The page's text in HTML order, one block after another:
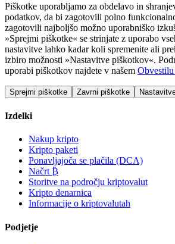
Piškotke uporabljamo za obdelavo in
podatkov, da bi zagotovili polno
zagotovili najboljšo možno uporabniško
»Sprejmi piškotke« se strinjate z uporabo
nastavitve lahko kadar koli spremenite ali
izbiro možnosti »Nastavitve piškotkov«.
uporabi piškotkov najdete v našem Obvestilu
Sprejmi piškotke Zavrni piškotke
Izdelki
Nakup kripto
Kripto paketi
Ponavljajoča se plačila (DCA)
Načrt ₿
Storitve na področju kriptovalut
Kripto denarnica
Informacije o kriptovalutah
Podjetje